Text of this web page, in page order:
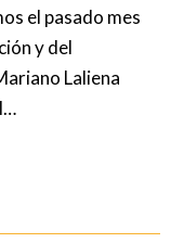
el pasado mes
y del
Laliena